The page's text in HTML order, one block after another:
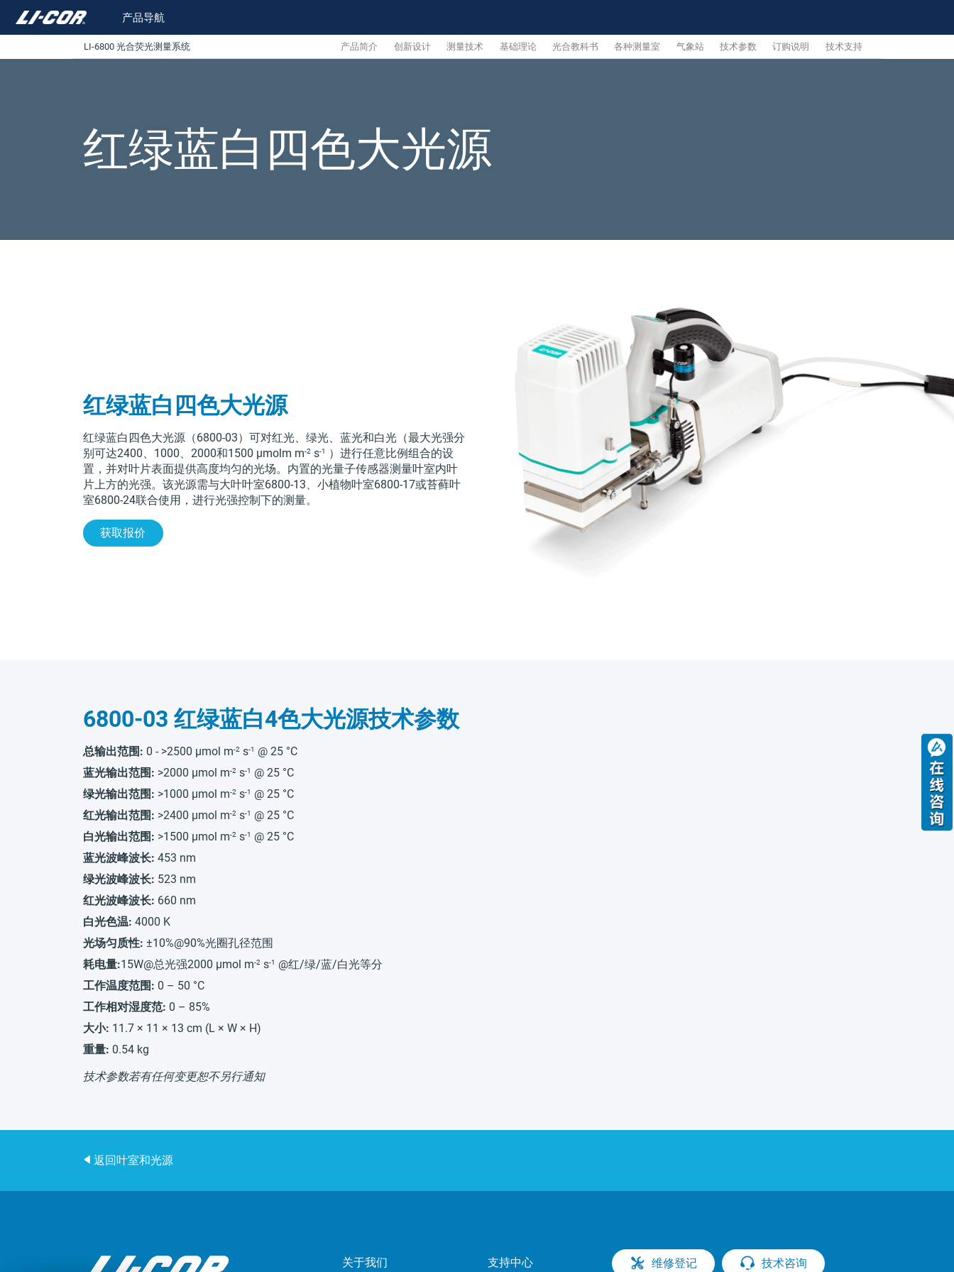
产品导航
LI-6800 光合荧光测量系统 产品简介 创新设计 测量技术 基础理论 光合教科书 各种测量室 气象站 技术参数 订购说明 技术支持
红绿蓝白四色大光源
红绿蓝白四色大光源
红绿蓝白四色大光源（6800-03）可对红光、绿光、蓝光和白光（最大光强分
别可达2400、1000、2000和1500 μmolm m-2 s-1
）进行任意比例组合的设
置，并对叶片表面提供高度均匀的光场。内置的光量子传感器测量叶室内叶
片上方的光强。该光源需与大叶叶室6800-13、小植物叶室6800-17或苔藓叶
室6800-24联合使用，进行光强控制下的测量。
获取报价
6800-03 红绿蓝白4色大光源技术参数
总输出范围: 0 - >2500 µmol m-2 s-1 @ 25 °C
蓝光输出范围: >2000 µmol m-2 s-1 @ 25 °C
绿光输出范围: >1000 µmol m-2 s-1 @ 25 °C
红光输出范围: >2400 µmol m-2 s-1 @ 25 °C
白光输出范围: >1500 µmol m-2 s-1 @ 25 °C
蓝光波峰波长: 453 nm
绿光波峰波长: 523 nm
红光波峰波长: 660 nm
白光色温: 4000 K
光场匀质性: ±10%@90%光圈孔径范围
耗电量:15W@总光强2000 µmol m-2 s-1 @红/绿/蓝/白光等分
工作温度范围: 0 – 50 °C
工作相对湿度范: 0 – 85%
大小: 11.7 × 11 × 13 cm (L × W × H)
重量: 0.54 kg
技术参数若有任何变更恕不另行通知
返回叶室和光源
关于我们 支持中心 维修登记 技术咨询